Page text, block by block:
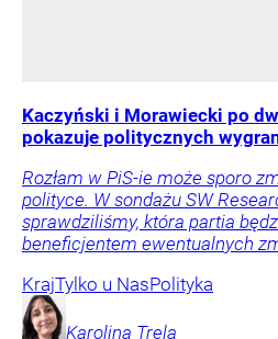
Kaczyński i Morawiecki po
pokazuje politycznych
Rozłam w PiS-ie może sporo
polityce. W sondażu SW
sprawdziliśmy, która partia
beneficjentem ewentualnych
KrajTylko u NasPolityka
Karolina Trela